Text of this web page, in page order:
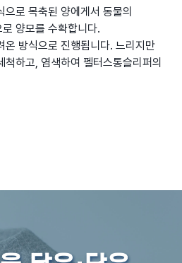
로 목축된 양에게서 동물의
양모를 수확합니다.
온 방식으로 진행됩니다. 느리지만
하고, 염색하여 펠터스통슬리퍼의